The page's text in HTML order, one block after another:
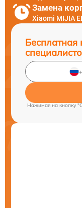
Замена
Xiaomi MIJIA
Бесплатная
Нажимая на кнопку